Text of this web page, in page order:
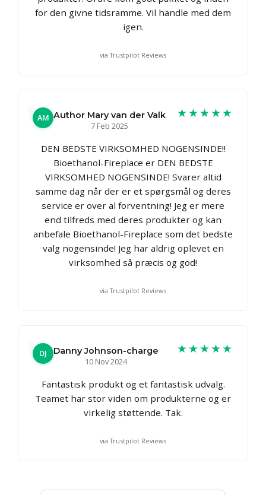
for den givne tidsramme. Vil handle med dem
igen.
via Trustpilot Reviews
AM Author Mary van der Valk
7 Feb 2025
★★★★★
DEN BEDSTE VIRKSOMHED NOGENSINDE!!
Bioethanol-Fireplace er DEN BEDSTE
VIRKSOMHED NOGENSINDE! Svarer altid
samme dag når der er et spørgsmål og deres
service er over al forventning! Jeg er mere
end tilfreds med deres produkter og kan
anbefale Bioethanol-Fireplace som det bedste
valg nogensinde! Jeg har aldrig oplevet en
virksomhed så præcis og god!
via Trustpilot Reviews
DJ
Danny Johnson-charge
10 Nov 2024
★★★★★
Fantastisk produkt og et fantastisk udvalg.
Teamet har stor viden om produkterne og er
virkelig støttende. Tak.
via Trustpilot Reviews